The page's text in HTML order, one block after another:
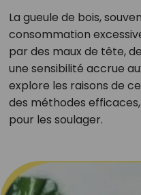
La gueule de bois,
consommation
par des maux de tête,
une sensibilité accrue
explore les raisons de
des méthodes
pour les soulager.